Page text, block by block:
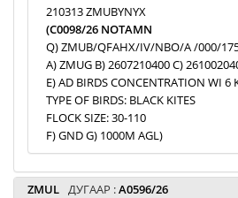
210313 ZMUBYNYX
(C0098/26 NOTAMN
Q) ZMUB/QFAHX/IV/NBO/A /000/
A) ZMUG B) 2607210400 C)
E) AD BIRDS CONCENTRATION WI
TYPE OF BIRDS: BLACK KITES
FLOCK SIZE: 30-110
F) GND G) 1000M AGL)
ZMUL ДУГААР :A0596/26